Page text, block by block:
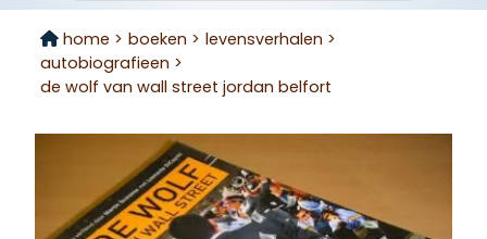
home > boeken > levensverhalen >
autobiografieen >
de wolf van wall street jordan belfort